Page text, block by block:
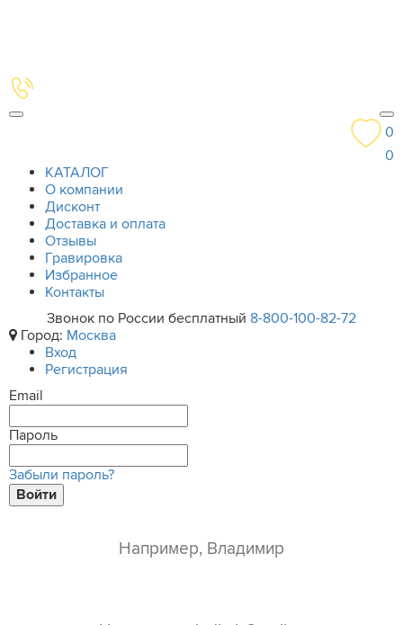
0
0
КАТАЛОГ
О компании
Дисконт
Доставка и оплата
Отзывы
Гравировка
Избранное
Контакты
Звонок по России бесплатный 8-800-100-82-72
Город: Москва
Вход
Регистрация
Email
Пароль
Забыли пароль?
Войти